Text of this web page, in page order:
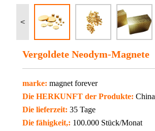
<
Vergoldete Neodym-Magnete
marke: magnet forever
Die HERKUNFT der Produkte: China
Die lieferzeit: 35 Tage
Die fähigkeit,: 100.000 Stück/Monat